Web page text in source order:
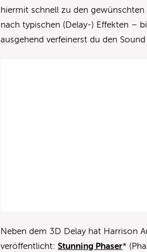
hiermit schnell zu den
nach typischen (Delay-) Effekten –
ausgehend verfeinerst du den
Neben dem 3D Delay hat Harrison
veröffentlicht:Stunning Phaser*